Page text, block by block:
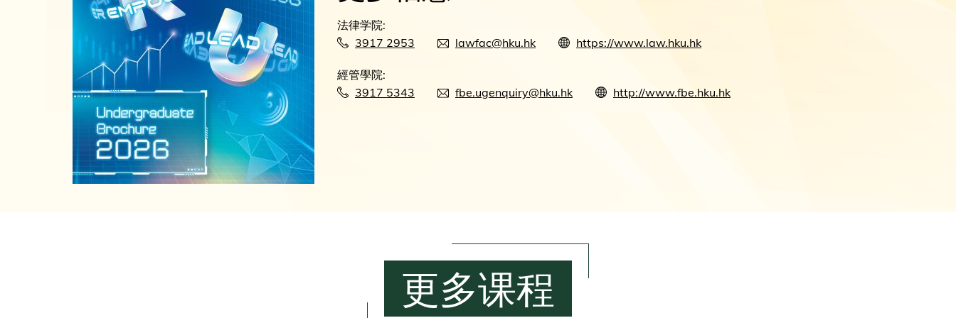
法律学院:
3917 2953
lawfac@hku.hk https://www.law.hku.hk
經管學院:
3917 5343
fbe.ugenquiry@hku.hk http://www.fbe.hku.hk
更多课程